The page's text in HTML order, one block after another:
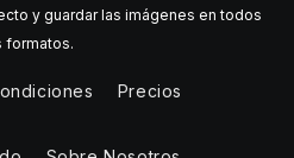
y guardar las imágenes en todos
formatos.
Precios